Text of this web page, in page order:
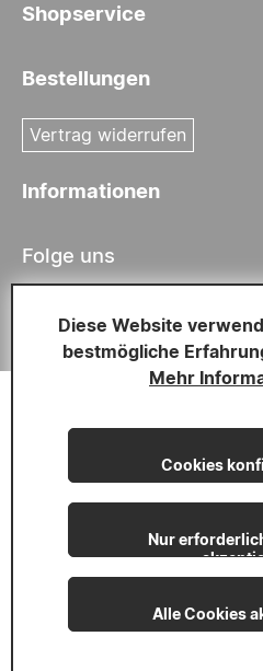
Shopservice
Bestellungen
Vertrag widerrufen
Informationen
Folge uns
* Alle Preise inkl.
Diese Website
bestmögliche
Mehr
Alle Cookies
Cookies
Nur